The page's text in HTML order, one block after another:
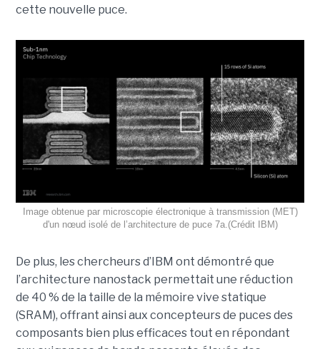
cette nouvelle puce.
Image obtenue par microscopie électronique à transmission (MET)
d'un nœud isolé de l’architecture de puce 7a.(Crédit IBM)
De plus, les chercheurs d’IBM ont démontré que
l’architecture nanostack permettait une réduction
de 40 % de la taille de la mémoire vive statique
(SRAM), offrant ainsi aux concepteurs de puces des
composants bien plus efficaces tout en répondant